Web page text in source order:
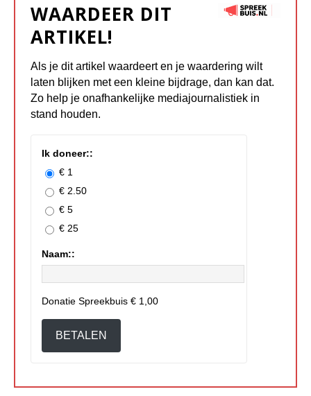
WAARDEER DIT
ARTIKEL!
Als je dit artikel waardeert en je waardering wilt
laten blijken met een kleine bijdrage, dan kan dat.
Zo help je onafhankelijke mediajournalistiek in
stand houden.
Ik doneer::
€ 1
€ 2.50
€ 5
€ 25
Naam::
Donatie Spreekbuis € 1,00
BETALEN